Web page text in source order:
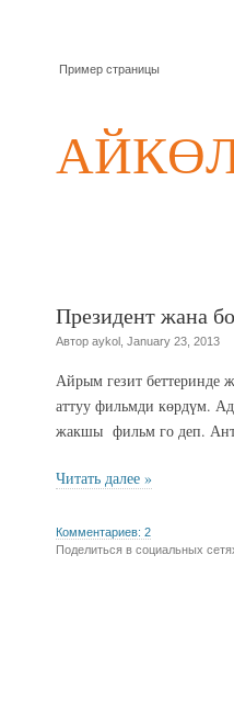
Пример страницы
Президент жана
Автор aykol, January 23, 2013
Айрым гезит беттеринде
аттуу фильмди көрдүм.
жакшы фильм го деп.
Читать далее »
Комментариев: 2
Поделиться в социальных